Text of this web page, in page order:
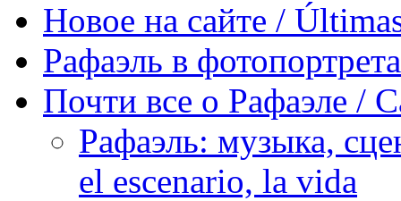
Новое на сайте /
Рафаэль в
Почти все о Рафаэле /
Рафаэль: музыка,
el escenario, la vida